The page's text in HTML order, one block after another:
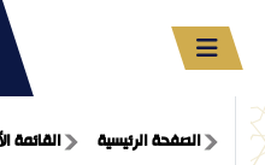
الصفحة الرئيسية القائمة